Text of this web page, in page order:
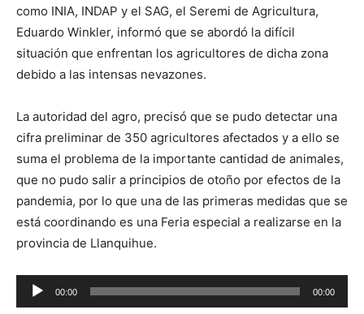
como INIA, INDAP y el SAG, el Seremi de Agricultura,
Eduardo Winkler, informó que se abordó la difícil
situación que enfrentan los agricultores de dicha zona
debido a las intensas nevazones.
La autoridad del agro, precisó que se pudo detectar una
cifra preliminar de 350 agricultores afectados y a ello se
suma el problema de la importante cantidad de animales,
que no pudo salir a principios de otoño por efectos de la
pandemia, por lo que una de las primeras medidas que se
está coordinando es una Feria especial a realizarse en la
provincia de Llanquihue.
Reproductor
de
00:00 00:00